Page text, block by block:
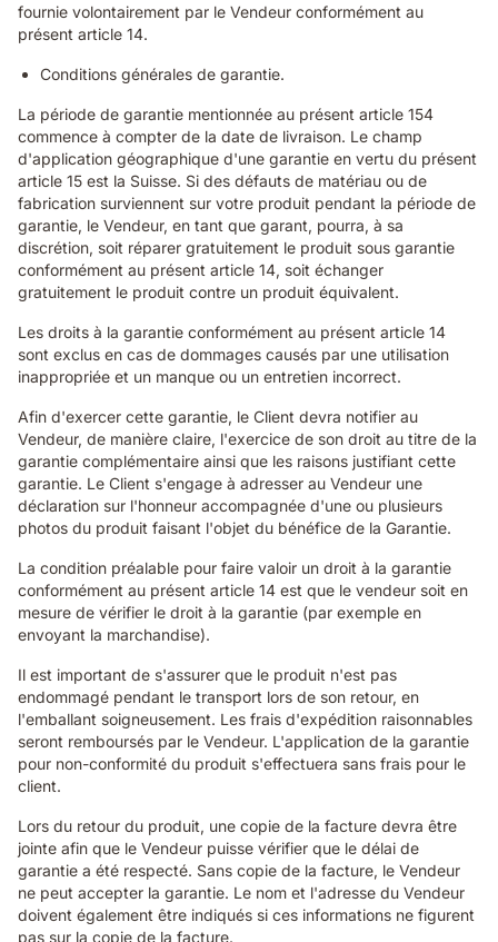
fournie volontairement par le Vendeur conformément au
présent article 14.
Conditions générales de garantie.
La période de garantie mentionnée au présent article 154
commence à compter de la date de livraison. Le champ
d'application géographique d'une garantie en vertu du présent
article 15 est la Suisse. Si des défauts de matériau ou de
fabrication surviennent sur votre produit pendant la période de
garantie, le Vendeur, en tant que garant, pourra, à sa
discrétion, soit réparer gratuitement le produit sous garantie
conformément au présent article 14, soit échanger
gratuitement le produit contre un produit équivalent.
Les droits à la garantie conformément au présent article 14
sont exclus en cas de dommages causés par une utilisation
inappropriée et un manque ou un entretien incorrect.
Afin d'exercer cette garantie, le Client devra notifier au
Vendeur, de manière claire, l'exercice de son droit au titre de la
garantie complémentaire ainsi que les raisons justifiant cette
garantie. Le Client s'engage à adresser au Vendeur une
déclaration sur l'honneur accompagnée d'une ou plusieurs
photos du produit faisant l'objet du bénéfice de la Garantie.
La condition préalable pour faire valoir un droit à la garantie
conformément au présent article 14 est que le vendeur soit en
mesure de vérifier le droit à la garantie (par exemple en
envoyant la marchandise).
Il est important de s'assurer que le produit n'est pas
endommagé pendant le transport lors de son retour, en
l'emballant soigneusement. Les frais d'expédition raisonnables
seront remboursés par le Vendeur. L'application de la garantie
pour non-conformité du produit s'effectuera sans frais pour le
client.
Lors du retour du produit, une copie de la facture devra être
jointe afin que le Vendeur puisse vérifier que le délai de
garantie a été respecté. Sans copie de la facture, le Vendeur
ne peut accepter la garantie. Le nom et l'adresse du Vendeur
doivent également être indiqués si ces informations ne figurent
pas sur la copie de la facture.